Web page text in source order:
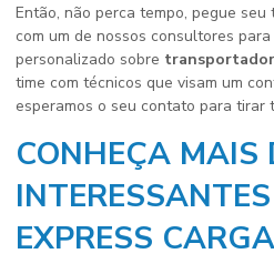
Então, não perca tempo, pegue
com um de nossos consultores
personalizado sobre
time com técnicos que visam um
esperamos o seu contato para tirar
CONHEÇA MAIS
EXPRESS